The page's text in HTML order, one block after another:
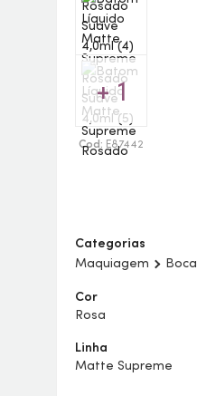
+ 1
Cod: E87442
Categorias
Maquiagem
Boca
Cor
Rosa
Linha
Matte Supreme